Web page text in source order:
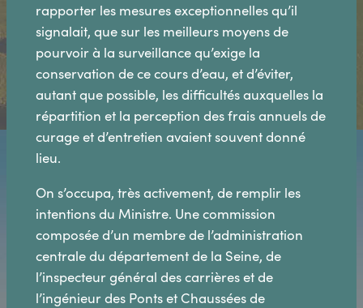
rapporter les mesures exceptionnelles qu’il
signalait, que sur les meilleurs moyens de
pourvoir à la surveillance qu’exige la
conservation de ce cours d’eau, et d’éviter,
autant que possible, les difficultés auxquelles la
répartition et la perception des frais annuels de
curage et d’entretien avaient souvent donné
lieu.
On s’occupa, très activement, de remplir les
intentions du Ministre. Une commission
composée d’un membre de l’administration
centrale du département de la Seine, de
l’inspecteur général des carrières et de
l’ingénieur des Ponts et Chaussées de